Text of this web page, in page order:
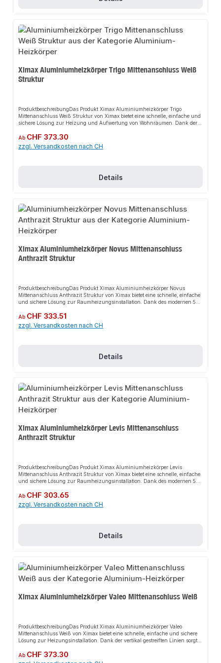
Ximax Aluminiumheizkörper Trigo Mittenanschluss Weiß
Struktur
ProduktbeschreibungDas Produkt Ximax Aluminiumheizkörper Trigo
Mittenanschluss Weiß Struktur von Ximax bietet eine schnelle, einfache und
sichere Lösung zur Heizung und Aufwertung von Wohnräumen. Dank der
für perfekten Halt und passt sich flexibel an verschiedene Wohn- und
Arbeitsbereiche an. Das robuste Design und die einfache Montage machen
dieses Produkt zu einer zuverlässigen Wahl für jede
DekorationProduktdatenFarbe: Weiß StrukturMaterial: AluminiumDesign:
Regulärer Preis:
Ab CHF 373.30
zzgl. Versandkosten nach CH
Details
Ximax Aluminiumheizkörper Novus Mittenanschluss
Anthrazit Struktur
ProduktbeschreibungDas Produkt Ximax Aluminiumheizkörper Novus
Mittenanschluss Anthrazit Struktur von Ximax bietet eine schnelle, einfache
und sichere Lösung zur Raumheizungsinstallation. Dank des modernen 50
verschiedene Wohnräume an. Das robuste Design und die einfache Montage
machen dieses Produkt zu einer zuverlässigen Wahl für jede Installation. Der
Heizkörper überzeugt durch sein einzigartiges Erscheinungsbild aus
MittenanschlussAnwendungsbereicheWohnräumeBürosGewerbliche
Regulärer Preis:
Ab CHF 333.51
zzgl. Versandkosten nach CH
Details
Ximax Aluminiumheizkörper Levis Mittenanschluss
Anthrazit Struktur
ProduktbeschreibungDas Produkt Ximax Aluminiumheizkörper Levis
Mittenanschluss Anthrazit Struktur von Ximax bietet eine schnelle, einfache
und sichere Lösung zur Raumheizungsinstallation. Dank des modernen 50
verschiedene Wohnräume an. Das robuste Design und die einfache Montage
machen dieses Produkt zu einer zuverlässigen Wahl für jede Installation. Der
Heizkörper überzeugt mit seinem ästhetischen Design und sorgt für noch
RäumeProduktdatenMaterial: AluminiumFarbe: Anthrazit
Regulärer Preis:
Ab CHF 303.65
zzgl. Versandkosten nach CH
Details
Ximax Aluminiumheizkörper Valeo Mittenanschluss Weiß
ProduktbeschreibungDas Produkt Ximax Aluminiumheizkörper Valeo
Mittenanschluss Weiß von Ximax bietet eine schnelle, einfache und sichere
Lösung zur Heizungsinstallation. Dank der vertikal gestreiften Linien sorgt
Das robuste Design und die einfache Montage machen dieses Produkt zu
einer zuverlässigen Wahl für jede Installation.EigenschaftenModernes
Regulärer Preis:
Ab CHF 373.30